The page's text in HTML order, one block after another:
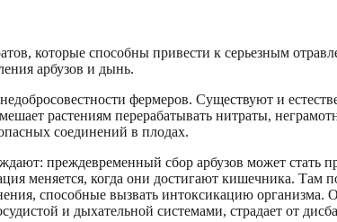
которые способны привести к серьезным
арбузов и дынь.
фермеров. Существуют и
растениям перерабатывать нитраты,
соединений в плодах.
преждевременный сбор арбузов может стать
меняется, когда они достигают кишечника.
способные вызвать интоксикацию организма.
и дыхательной системами, страдает от